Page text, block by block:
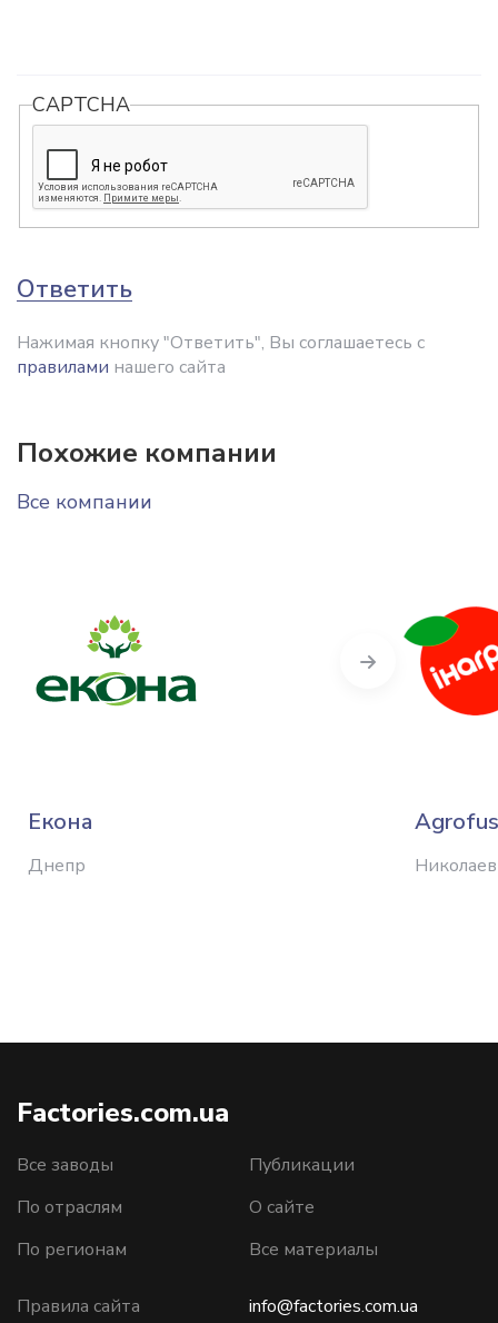
CAPTCHA
Ответить
Нажимая кнопку "Ответить", Вы соглашаетесь с
правилами нашего сайта
Похожие компании
Все компании
Екона
Днепр Николаев
Next
Factories.com.ua
Все заводы
По отраслям
По регионам
Публикации
О сайте
Все материалы
Правила сайта info@factories.com.ua